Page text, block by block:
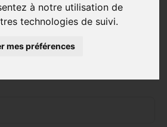
à notre utilisation de
technologies de suivi.
mes préférences
KMG Belgium? Do not hesitate to